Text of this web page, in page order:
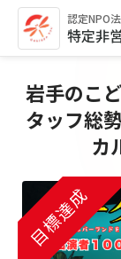
認定NPO
特定非
岩手のこ
タッフ総
カ
目標達成
目標達成
目標達成